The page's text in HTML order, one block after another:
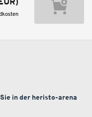
)
in der heristo-arena